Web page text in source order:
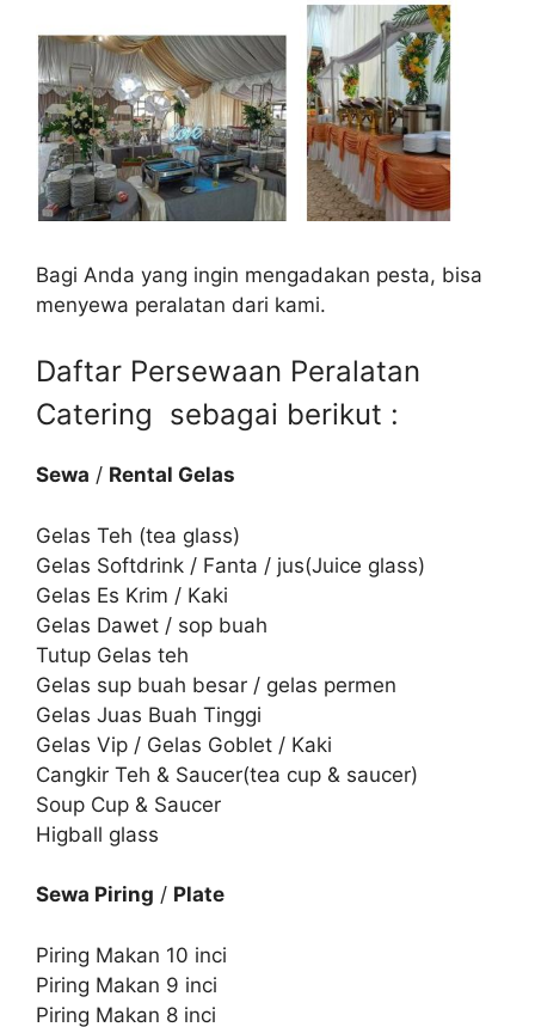
Bagi Anda yang ingin mengadakan pesta, bisa
menyewa peralatan dari kami.
Daftar Persewaan Peralatan
Catering sebagai berikut :
Sewa / Rental Gelas
Gelas Teh (tea glass)
Gelas Softdrink / Fanta / jus(Juice glass)
Gelas Es Krim / Kaki
Gelas Dawet / sop buah
Tutup Gelas teh
Gelas sup buah besar / gelas permen
Gelas Juas Buah Tinggi
Gelas Vip / Gelas Goblet / Kaki
Cangkir Teh & Saucer(tea cup & saucer)
Soup Cup & Saucer
Higball glass
Sewa Piring / Plate
Piring Makan 10 inci
Piring Makan 9 inci
Piring Makan 8 inci